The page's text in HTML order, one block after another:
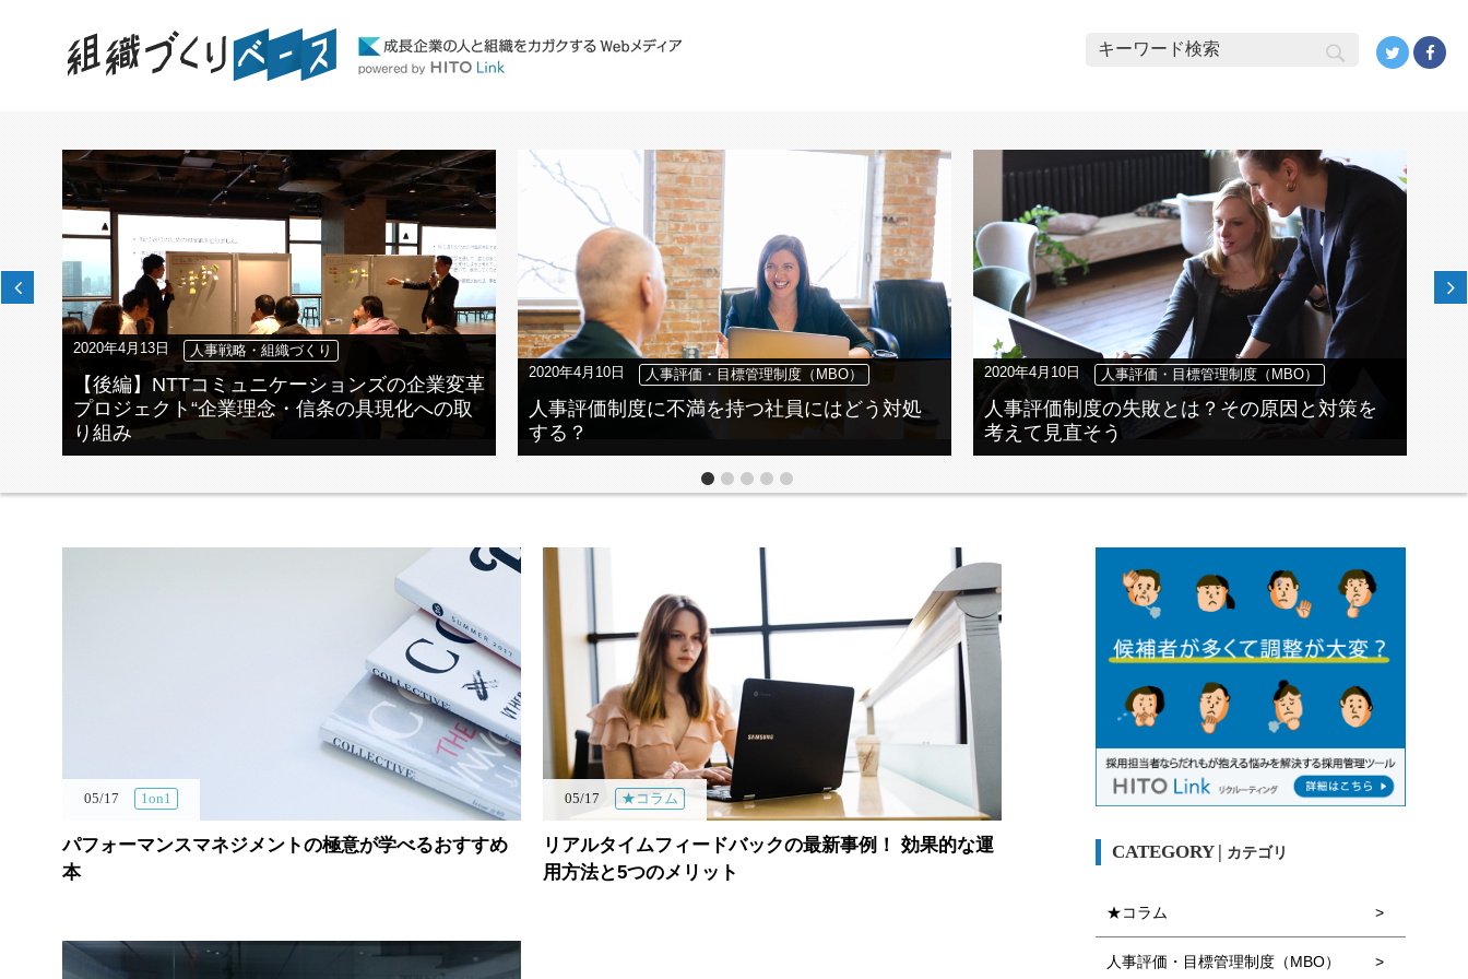
Previous
2020年4月13日 人事戦略・組織づくり
【後編】NTTコミュニケーションズの企業変革
プロジェクト“企業理念・信条の具現化への取
り組み
2020年4月10日 人事評価・目標管理制度（MBO）
人事評価制度に不満を持つ社員にはどう対処
する？
2020年4月10日 人事評価・目標管理制度（MBO）
人事評価制度の失敗とは？その原因と対策を
考えて見直そう
パフォーマンスマネジメントの極意が学べるおすすめ
本
05/17 1on1
リアルタイムフィードバックの最新事例！ 効果的な運
用方法と5つのメリット
05/17 ★コラム
カテゴリ
★コラム
人事評価・目標管理制度（MBO）